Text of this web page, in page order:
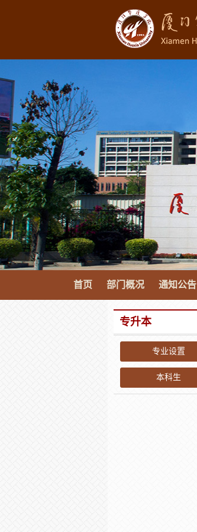
首页 部门概况 通知公告
专升本
专业设置
本科生